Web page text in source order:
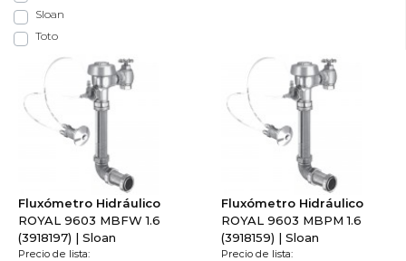
Sloan
Toto
Fluxómetro Hidráulico
ROYAL 9603 MBFW 1.6
(3918197) | Sloan
Precio de lista:
Fluxómetro Hidráulico
ROYAL 9603 MBPM 1.6
(3918159) | Sloan
Precio de lista: